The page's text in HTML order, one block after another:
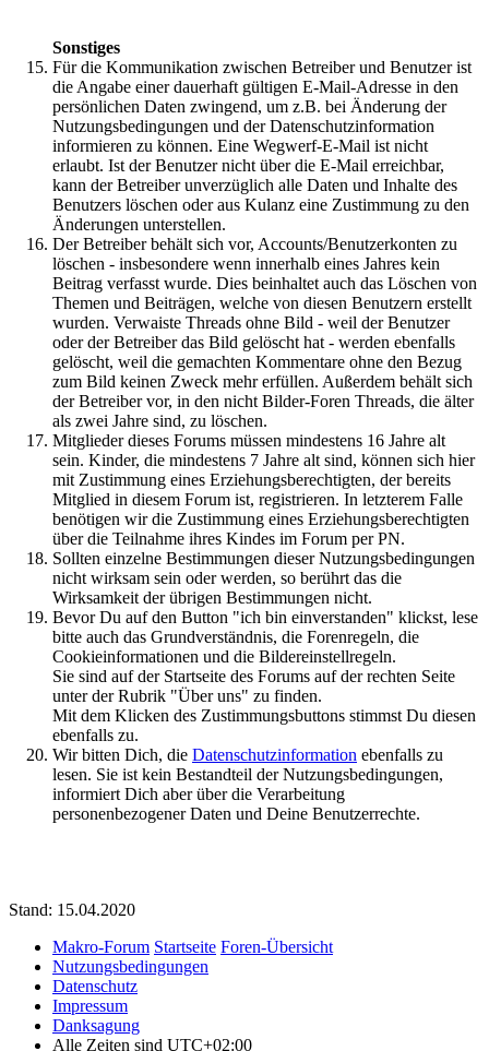
Sonstiges
Für die Kommunikation zwischen Betreiber und Benutzer ist
die Angabe einer dauerhaft gültigen E-Mail-Adresse in den
persönlichen Daten zwingend, um z.B. bei Änderung der
Nutzungsbedingungen und der Datenschutzinformation
informieren zu können. Eine Wegwerf-E-Mail ist nicht
erlaubt. Ist der Benutzer nicht über die E-Mail erreichbar,
kann der Betreiber unverzüglich alle Daten und Inhalte des
Benutzers löschen oder aus Kulanz eine Zustimmung zu den
Änderungen unterstellen.
Der Betreiber behält sich vor, Accounts/Benutzerkonten zu
löschen - insbesondere wenn innerhalb eines Jahres kein
Beitrag verfasst wurde. Dies beinhaltet auch das Löschen von
Themen und Beiträgen, welche von diesen Benutzern erstellt
wurden. Verwaiste Threads ohne Bild - weil der Benutzer
oder der Betreiber das Bild gelöscht hat - werden ebenfalls
gelöscht, weil die gemachten Kommentare ohne den Bezug
zum Bild keinen Zweck mehr erfüllen. Außerdem behält sich
der Betreiber vor, in den nicht Bilder-Foren Threads, die älter
als zwei Jahre sind, zu löschen.
Mitglieder dieses Forums müssen mindestens 16 Jahre alt
sein. Kinder, die mindestens 7 Jahre alt sind, können sich hier
mit Zustimmung eines Erziehungsberechtigten, der bereits
Mitglied in diesem Forum ist, registrieren. In letzterem Falle
benötigen wir die Zustimmung eines Erziehungsberechtigten
über die Teilnahme ihres Kindes im Forum per PN.
Sollten einzelne Bestimmungen dieser Nutzungsbedingungen
nicht wirksam sein oder werden, so berührt das die
Wirksamkeit der übrigen Bestimmungen nicht.
Bevor Du auf den Button "ich bin einverstanden" klickst, lese
bitte auch das Grundverständnis, die Forenregeln, die
Cookieinformationen und die Bildereinstellregeln.
Sie sind auf der Startseite des Forums auf der rechten Seite
unter der Rubrik "Über uns" zu finden.
Mit dem Klicken des Zustimmungsbuttons stimmst Du diesen
ebenfalls zu.
Wir bitten Dich, die Datenschutzinformation ebenfalls zu
lesen. Sie ist kein Bestandteil der Nutzungsbedingungen,
informiert Dich aber über die Verarbeitung
personenbezogener Daten und Deine Benutzerrechte.
Stand: 15.04.2020
Makro-Forum Startseite Foren-Übersicht
Nutzungsbedingungen
Datenschutz
Impressum
Danksagung
Alle Zeiten sind UTC+02:00